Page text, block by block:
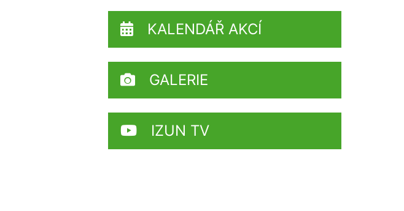
KALENDÁŘ AKCÍ
GALERIE
IZUN TV